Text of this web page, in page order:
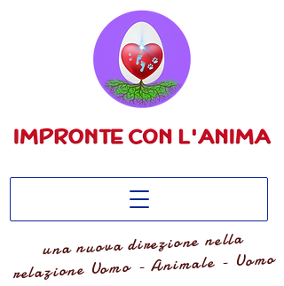
una nuova direzione nella
relazione Uomo - Animale - Uomo